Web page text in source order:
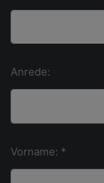
Anrede:
Vorname: *